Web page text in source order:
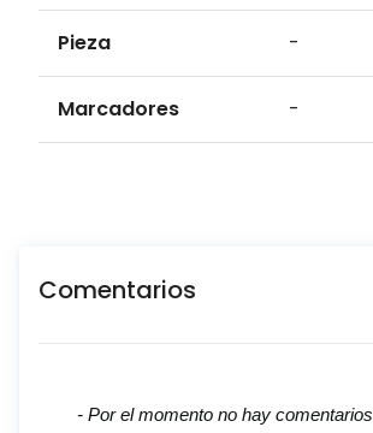
Pieza -
Marcadores -
Comentarios
- Por el momento no hay comentarios
New content loaded